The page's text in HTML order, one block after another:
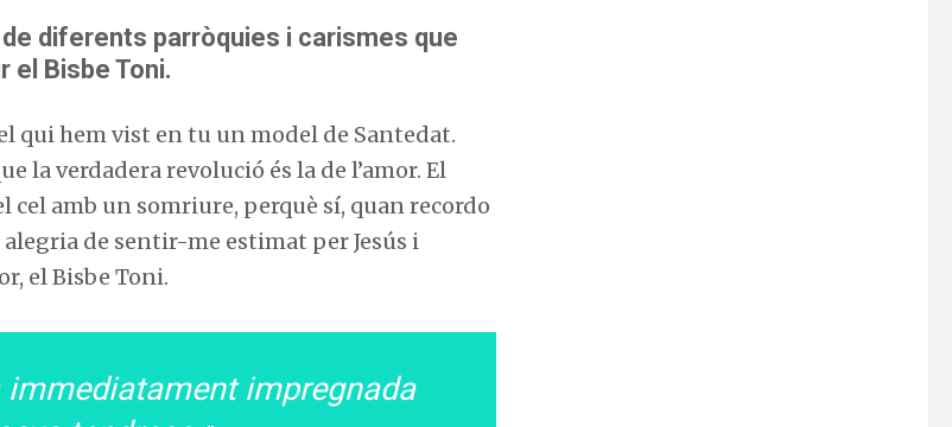
diferents parròquies i carismes que
el Bisbe Toni.
qui hem vist en tu un model de Santedat.
la verdadera revolució és la de l’amor. El
cel amb un somriure, perquè sí, quan recordo
de sentir-me estimat per Jesús i
el Bisbe Toni.
immediatament impregnada